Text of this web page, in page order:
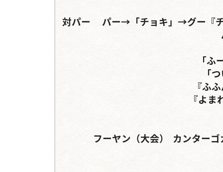
対パー	パー→「チョキ」→グー『チョキ』→『パー』『チョキ』	チョキ→「グー」→
「
「
『ふ
『よ
フーヤン（大会）	カンターゴカクサイカブト	パラワンオオヒラタクワガタ